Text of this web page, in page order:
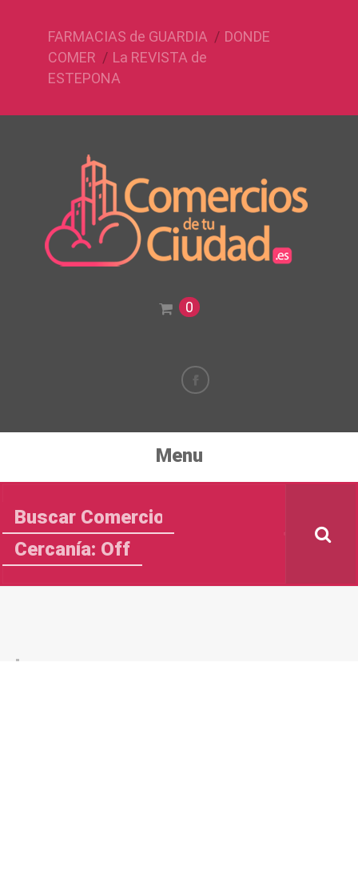
FARMACIAS de GUARDIA
DONDE
COMER
La REVISTA de
ESTEPONA
0
Menu
Cercanía: Off